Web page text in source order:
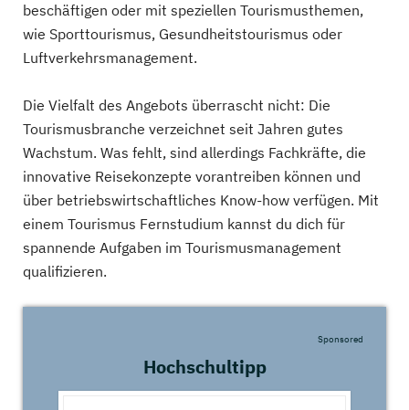
beschäftigen oder mit speziellen Tourismusthemen,
wie Sporttourismus, Gesundheitstourismus oder
Luftverkehrsmanagement.
Die Vielfalt des Angebots überrascht nicht: Die
Tourismusbranche verzeichnet seit Jahren gutes
Wachstum. Was fehlt, sind allerdings Fachkräfte, die
innovative Reisekonzepte vorantreiben können und
über betriebswirtschaftliches Know-how verfügen. Mit
einem Tourismus Fernstudium kannst du dich für
spannende Aufgaben im Tourismusmanagement
qualifizieren.
Hochschultipp
Sponsored